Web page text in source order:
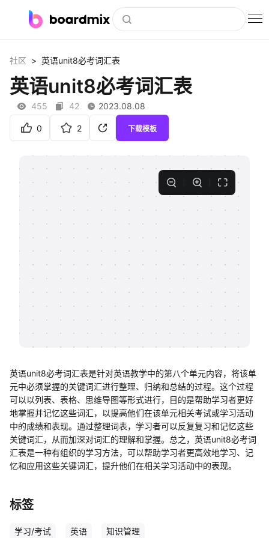
社区资源
下载
私有化部署
支持
知识分享社区
社区 > 英语unit8必考词汇表
英语unit8必考词汇表
455 42 2023.08.08
0 2 下载模板
英语unit8必考词汇表是针对英语教学中的第八个单元内容，将该单
元中必须掌握的关键词汇进行整理、归纳和总结的过程。这个过程
可以以列表、表格、思维导图等形式进行，目的是帮助学习者更好
地掌握并记忆这些词汇，以提高他们在该单元相关考试或学习活动
中的成绩和表现。通过整理词表，学习者可以反复复习和记忆这些
关键词汇，从而加深对词汇的理解和掌握。总之，英语unit8必考词
汇表是一种有组织的学习方法，可以帮助学习者更高效地学习、记
忆和应用这些关键词汇，提升他们在相关学习活动中的表现。
标签
学习/考试 英语 知识管理